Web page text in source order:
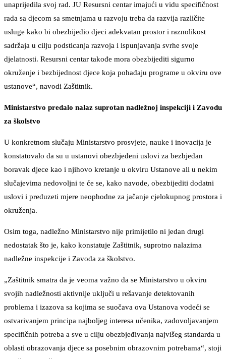
unaprijedila svoj rad. JU Resursni centar imajući u vidu specifičnost
rada sa djecom sa smetnjama u razvoju treba da razvija različite
usluge kako bi obezbijedio djeci adekvatan prostor i raznolikost
sadržaja u cilju podsticanja razvoja i ispunjavanja svrhe svoje
djelatnosti. Resursni centar takođe mora obezbijediti sigurno
okruženje i bezbijednost djece koja pohađaju programe u okviru ove
ustanove“, navodi Zaštitnik.
Ministarstvo predalo nalaz suprotan nadležnoj inspekciji i Zavodu
za školstvo
U konkretnom slučaju Ministarstvo prosvjete, nauke i inovacija je
konstatovalo da su u ustanovi obezbjeđeni uslovi za bezbjedan
boravak djece kao i njihovo kretanje u okviru Ustanove ali u nekim
slučajevima nedovoljni te će se, kako navode, obezbijediti dodatni
uslovi i preduzeti mjere neophodne za jačanje cjelokupnog prostora i
okruženja.
Osim toga, nadležno Ministarstvo nije primijetilo ni jedan drugi
nedostatak što je, kako konstatuje Zaštitnik, suprotno nalazima
nadležne inspekcije i Zavoda za školstvo.
„Zaštitnik smatra da je veoma važno da se Ministarstvo u okviru
svojih nadležnosti aktivnije uključi u rešavanje detektovanih
problema i izazova sa kojima se suočava ova Ustanova vodeći se
ostvarivanjem principa najboljeg interesa učenika, zadovoljavanjem
specifičnih potreba a sve u cilju obezbjeđivanja najvišeg standarda u
oblasti obrazovanja djece sa posebnim obrazovnim potrebama“, stoji